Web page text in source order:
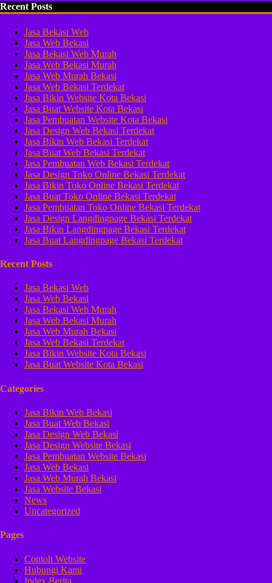
Recent Posts
Jasa Bekasi Web
Jasa Web Bekasi
Jasa Bekasi Web Murah
Jasa Web Bekasi Murah
Jasa Web Murah Bekasi
Jasa Web Bekasi Terdekat
Jasa Bikin Website Kota Bekasi
Jasa Buat Website Kota Bekasi
Jasa Pembuatan Website Kota Bekasi
Jasa Design Web Bekasi Terdekat
Jasa Bikin Web Bekasi Terdekat
Jasa Buat Web Bekasi Terdekat
Jasa Pembuatan Web Bekasi Terdekat
Jasa Design Toko Online Bekasi Terdekat
Jasa Bikin Toko Online Bekasi Terdekat
Jasa Buat Toko Online Bekasi Terdekat
Jasa Pembuatan Toko Online Bekasi Terdekat
Jasa Design Langdingpage Bekasi Terdekat
Jasa Bikin Langdingpage Bekasi Terdekat
Jasa Buat Langdingpage Bekasi Terdekat
Recent Posts
Jasa Bekasi Web
Jasa Web Bekasi
Jasa Bekasi Web Murah
Jasa Web Bekasi Murah
Jasa Web Murah Bekasi
Jasa Web Bekasi Terdekat
Jasa Bikin Website Kota Bekasi
Jasa Buat Website Kota Bekasi
Categories
Jasa Bikin Web Bekasi
Jasa Buat Web Bekasi
Jasa Design Web Bekasi
Jasa Design Website Bekasi
Jasa Pembuatan Website Bekasi
Jasa Web Bekasi
Jasa Web Murah Bekasi
Jasa Website Bekasi
News
Uncategorized
Pages
Contoh Website
Hubungi Kami
Index Berita